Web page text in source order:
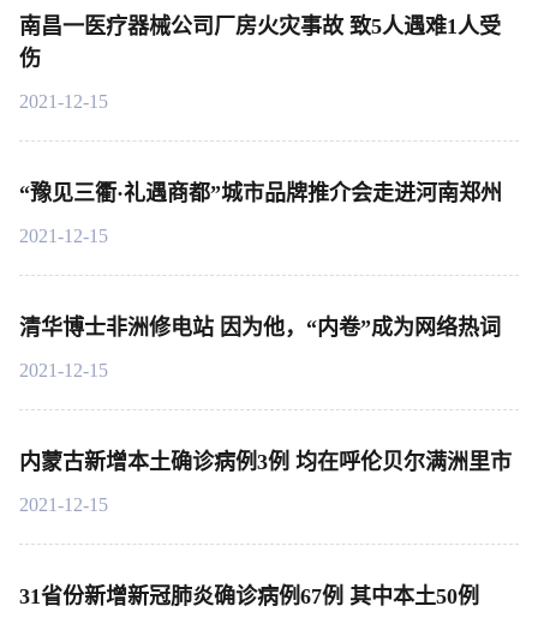
南昌一医疗器械公司厂房火灾事故 致5人遇难1人受
伤
2021-12-15
“豫见三衢·礼遇商都”城市品牌推介会走进河南郑州
2021-12-15
清华博士非洲修电站 因为他，“内卷”成为网络热词
2021-12-15
内蒙古新增本土确诊病例3例 均在呼伦贝尔满洲里市
2021-12-15
31省份新增新冠肺炎确诊病例67例 其中本土50例